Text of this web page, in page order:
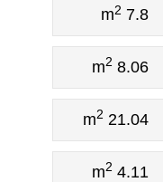
7.8 m
2
8.06 m
2
21.04 m
2
4.11 m
2